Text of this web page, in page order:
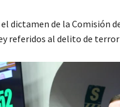
dictamen de la Comisión
referidos al delito de